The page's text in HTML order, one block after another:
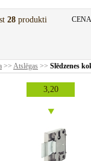
28 produkti
>> Atslēgas >> Slēdzenes
3,20